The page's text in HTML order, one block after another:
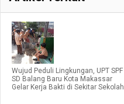
Wujud Peduli Lingkungan, UPT SPF
SD Balang Baru Kota Makassar
Gelar Kerja Bakti di Sekitar Sekolah